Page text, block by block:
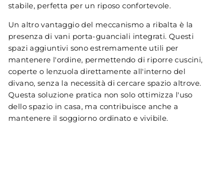
stabile, perfetta per un riposo confortevole.
Un altro vantaggio del meccanismo a ribalta è la
presenza di vani porta-guanciali integrati. Questi
spazi aggiuntivi sono estremamente utili per
mantenere l'ordine, permettendo di riporre cuscini,
coperte o lenzuola direttamente all'interno del
divano, senza la necessità di cercare spazio altrove.
Questa soluzione pratica non solo ottimizza l'uso
dello spazio in casa, ma contribuisce anche a
mantenere il soggiorno ordinato e vivibile.